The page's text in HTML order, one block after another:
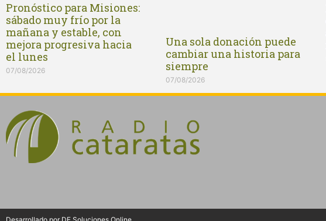
Pronóstico para Misiones:
sábado muy frío por la
mañana y estable, con
mejora progresiva hacia
el lunes
07/08/2026
Una sola donación puede
cambiar una historia para
siempre
07/08/2026